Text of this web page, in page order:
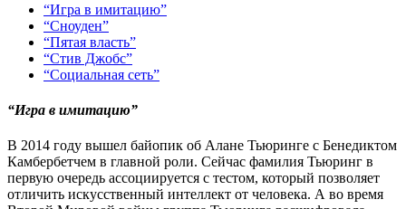
“Игра в имитацию”
“Сноуден”
“Пятая власть”
“Стив Джобс”
“Социальная сеть”
“Игра в имитацию”
В 2014 году вышел байопик об Алане Тьюринге с Бенедиктом
Камбербетчем в главной роли. Сейчас фамилия Тьюринг в
первую очередь ассоциируется с тестом, который позволяет
отличить искусственный интеллект от человека. А во время